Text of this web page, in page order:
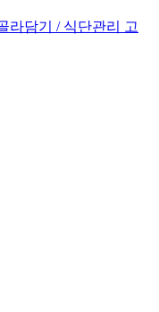
라담기 / 식단관리 고